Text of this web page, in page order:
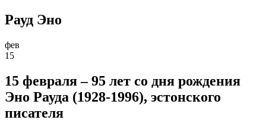
Рауд Эно
фев
15
15 февраля – 95 лет со дня рождения
Эно Рауда (1928-1996), эстонского
писателя